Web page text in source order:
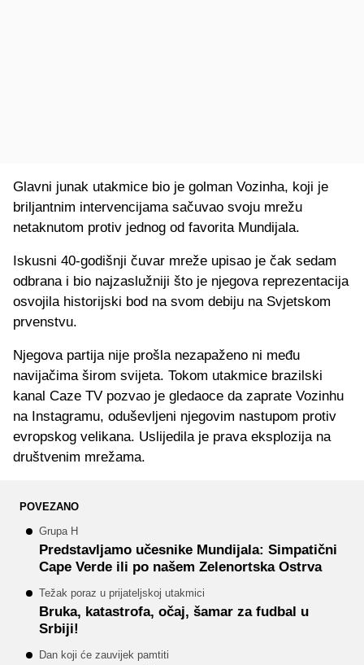
Glavni junak utakmice bio je golman Vozinha, koji je
briljantnim intervencijama sačuvao svoju mrežu
netaknutom protiv jednog od favorita Mundijala.
Iskusni 40-godišnji čuvar mreže upisao je čak sedam
odbrana i bio najzaslužniji što je njegova reprezentacija
osvojila historijski bod na svom debiju na Svjetskom
prvenstvu.
Njegova partija nije prošla nezapaženo ni među
navijačima širom svijeta. Tokom utakmice brazilski
kanal Caze TV pozvao je gledaoce da zaprate Vozinhu
na Instagramu, oduševljeni njegovim nastupom protiv
evropskog velikana. Uslijedila je prava eksplozija na
društvenim mrežama.
POVEZANO
Grupa H
Predstavljamo učesnike Mundijala: Simpatični
Cape Verde ili po našem Zelenortska Ostrva
Težak poraz u prijateljskoj utakmici
Bruka, katastrofa, očaj, šamar za fudbal u
Srbiji!
Dan koji će zauvijek pamtiti